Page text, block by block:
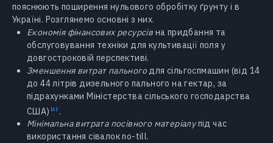
пояснюють поширення нульового обробітку ґрунту і в
Україні. Розглянемо основні з них.
Економія фінансових ресурсів на придбання та
обслуговування техніки для культивації поля у
довгостроковій перспективі.
Зменшення витрат пальногодля сільгоспмашин (від 14
до 44 літрів дизельного пального на гектар, за
підрахунками Міністерства сільського господарства
США)
.
Мінімальна витрата посівного матеріалупід час
використання сівалок no-till.